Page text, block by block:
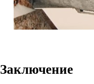
Заключение